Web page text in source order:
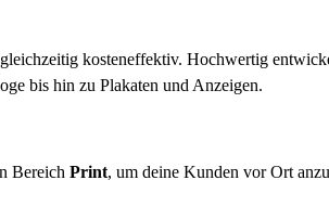
kosteneffektiv. Hochwertig
bis hin zu Plakaten und Anzeigen.
Bereich Print, um deine Kunden vor Ort